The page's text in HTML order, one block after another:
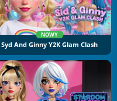
NOWY
Syd And Ginny Y2K Glam Clash